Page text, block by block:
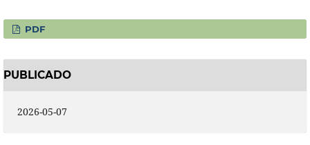
PDF
PUBLICADO
2026-05-07